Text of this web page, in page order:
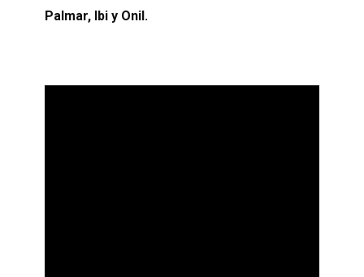
Palmar, Ibi y Onil.